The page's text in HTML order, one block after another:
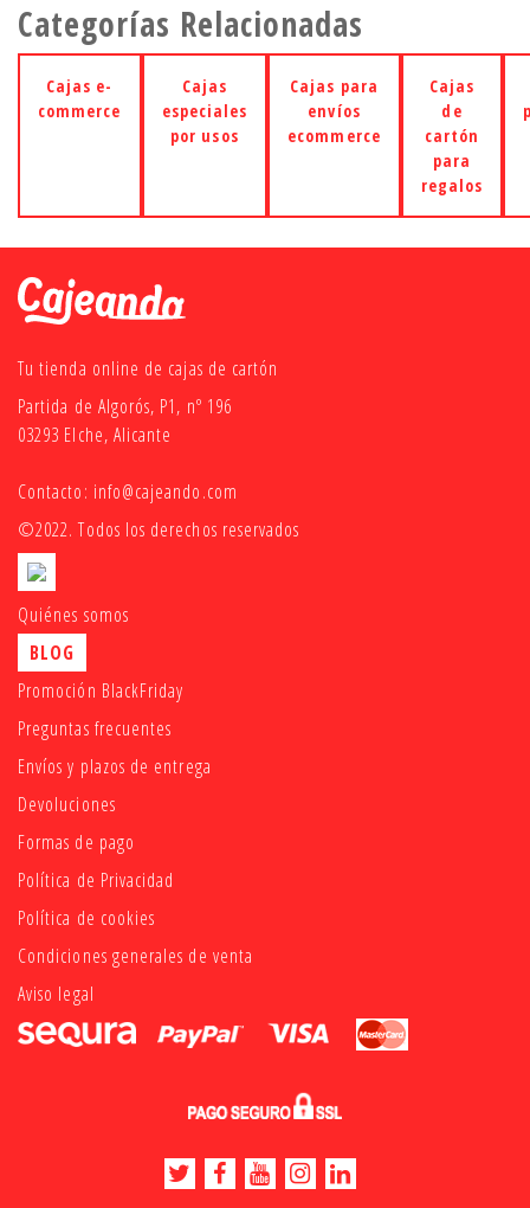
Categorías Relacionadas
Cajas e-
commerce
Cajas
especiales
por usos
Cajas para
envíos
ecommerce
Cajas
de
cartón
para
regalos
Tu tienda online de cajas de cartón
Partida de Algorós, P1, nº 196
03293 Elche, Alicante
Contacto: info@cajeando.com
©2022. Todos los derechos reservados
Quiénes somos
BLOG
Promoción BlackFriday
Preguntas frecuentes
Envíos y plazos de entrega
Devoluciones
Formas de pago
Política de Privacidad
Política de cookies
Condiciones generales de venta
Aviso legal